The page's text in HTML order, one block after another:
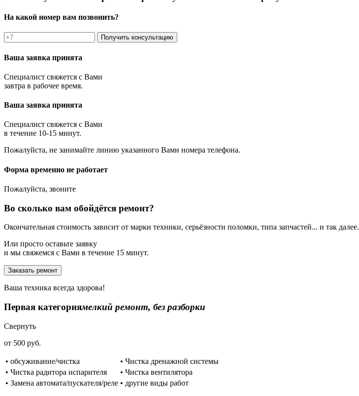
На какой номер вам позвонить?
Получить консультацию
Ваша заявка принята
Специалист свяжется с Вами
завтра в рабочее время.
Ваша заявка принята
Специалист свяжется с Вами
в течение 10-15 минут.
Пожалуйста, не занимайте линию указанного Вами номера телефона.
Форма временно не работает
Пожалуйста, звоните
Во сколько вам обойдётся ремонт?
Окончательная стоимость зависит от марки техники, серьёзности поломки, типа запчастей... и так далее.
Или просто оставьте заявку
и мы свяжемся с Вами в течение 15 минут.
Заказать ремонт
Ваша техника всегда здорова!
Первая категориямелкий ремонт, без разборки
Свернуть
от 500 руб.
• обсуживание/чистка
• Чистка дренажной системы
• Чистка радитора испарителя
• Чистка вентилятора
• Замена автомата/пускателя/реле • другие виды работ